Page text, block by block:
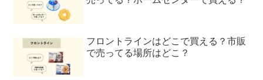
フロントラインはどこで買える？市販
で売ってる場所はどこ？